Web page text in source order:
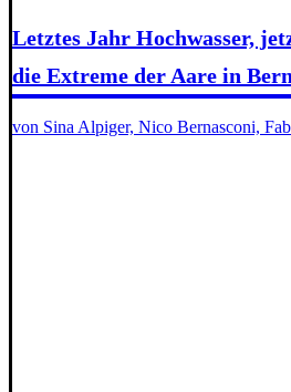
Letztes Jahr Hochwasser,
die Extreme der Aare in Bern
von Sina Alpiger, Nico Bernasconi,